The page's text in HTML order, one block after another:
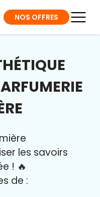
NOS OFFRES
les savoirs
! 🔥
de :